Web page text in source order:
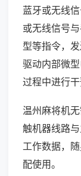
蓝牙或无线
或无线信号
型等指令，
驱动内部微
过程中进行干
温州麻将机
触机器线路
工作数据，
配使用。